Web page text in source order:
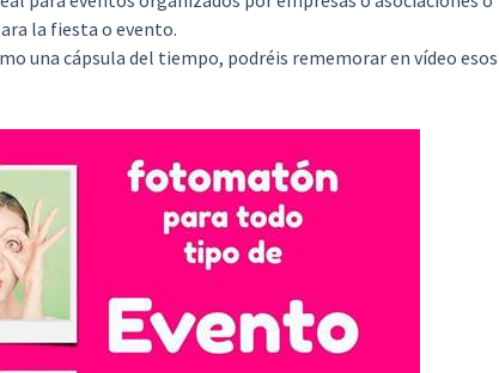
la fiesta o evento.
una cápsula del tiempo, podréis rememorar en vídeo esos